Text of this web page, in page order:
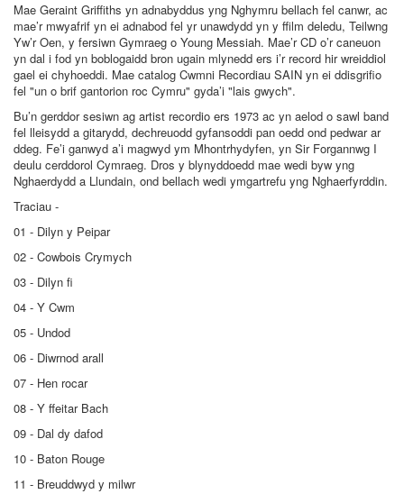
Mae Geraint Griffiths yn adnabyddus yng Nghymru bellach fel canwr, ac
mae’r mwyafrif yn ei adnabod fel yr unawdydd yn y ffilm deledu, Teilwng
Yw’r Oen, y fersiwn Gymraeg o Young Messiah. Mae’r CD o’r caneuon
yn dal i fod yn boblogaidd bron ugain mlynedd ers i’r record hir wreiddiol
gael ei chyhoeddi. Mae catalog Cwmni Recordiau SAIN yn ei ddisgrifio
fel "un o brif gantorion roc Cymru" gyda’i "lais gwych".
Bu’n gerddor sesiwn ag artist recordio ers 1973 ac yn aelod o sawl band
fel lleisydd a gitarydd, dechreuodd gyfansoddi pan oedd ond pedwar ar
ddeg. Fe’i ganwyd a’i magwyd ym Mhontrhydyfen, yn Sir Forgannwg I
deulu cerddorol Cymraeg. Dros y blynyddoedd mae wedi byw yng
Nghaerdydd a Llundain, ond bellach wedi ymgartrefu yng Nghaerfyrddin.
Traciau -
01 - Dilyn y Peipar
02 - Cowbois Crymych
03 - Dilyn fi
04 - Y Cwm
05 - Undod
06 - Diwrnod arall
07 - Hen rocar
08 - Y ffeitar Bach
09 - Dal dy dafod
10 - Baton Rouge
11 - Breuddwyd y milwr